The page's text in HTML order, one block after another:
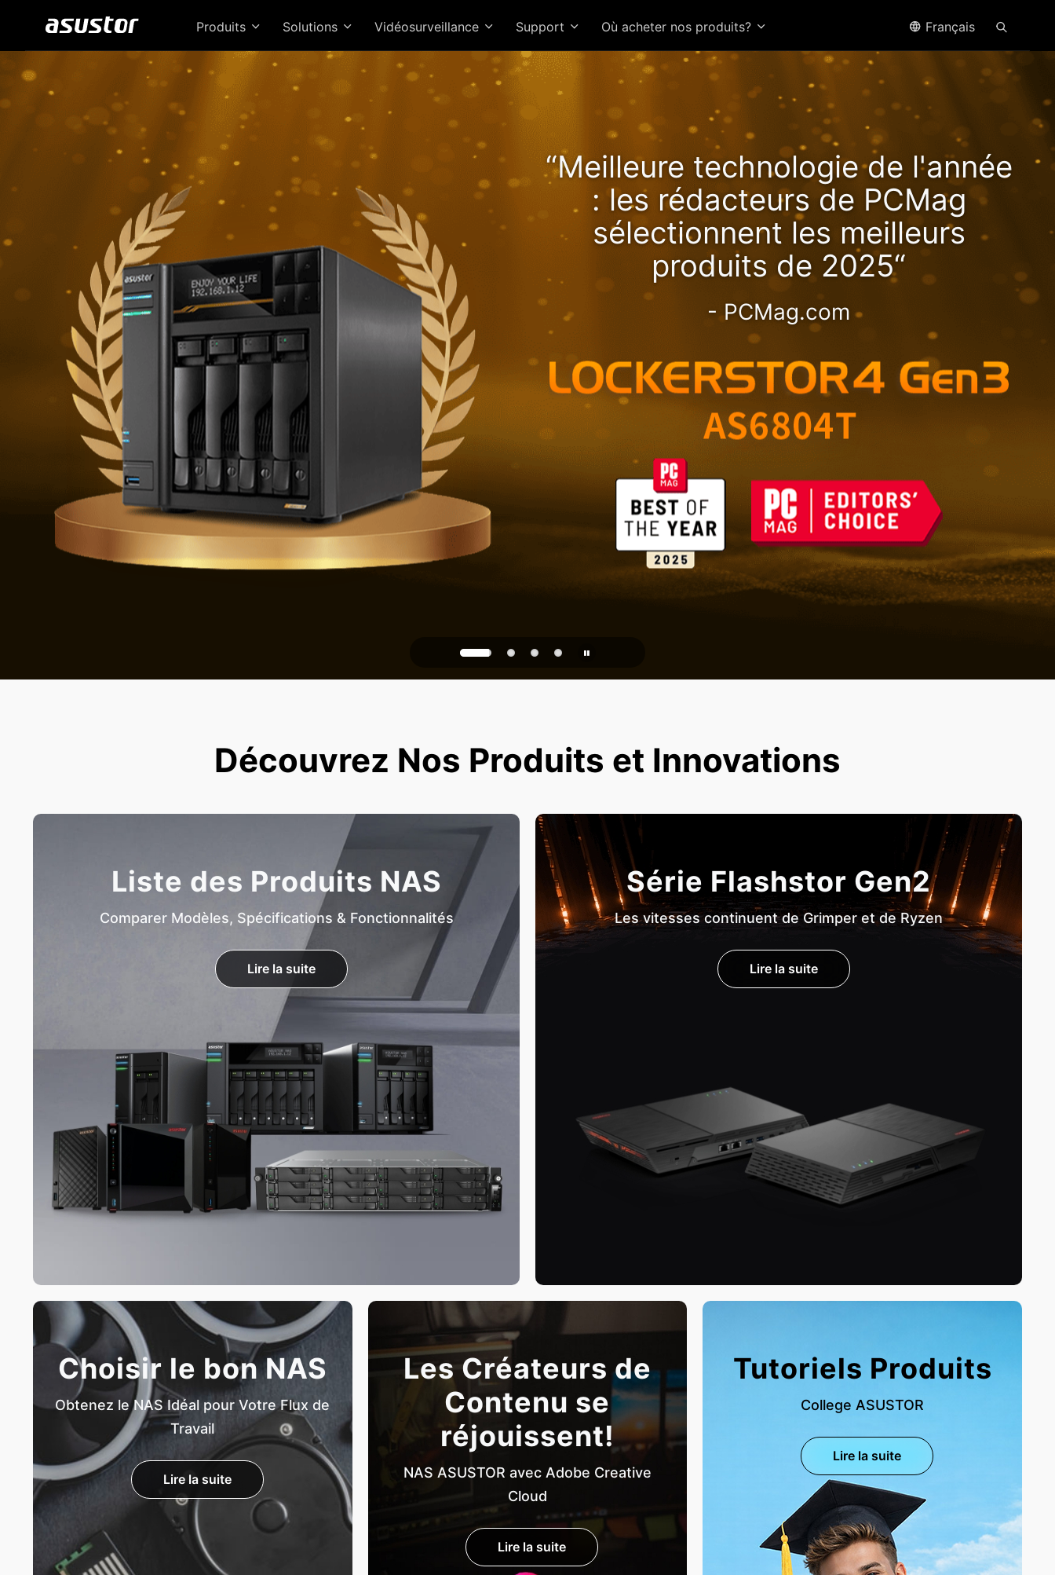
Produits Solutions Vidéosurveillance Support Où acheter nos produits? Français
“Meilleure technologie de l'année
: les rédacteurs de PCMag
sélectionnent les meilleurs
produits de 2025“
- PCMag.com
Le Lockerstor 24R Pro Gen2 offre
des performances croissantes
avec Ryzen !
NAS 2.5GbE haute valeur
Stockage fiable pour la maison et le
bureau
PQC Ready
Se défendre contre les attaques quantiques du futur
Découvrez Nos Produits et Innovations
Liste des Produits NAS
Comparer Modèles, Spécifications & Fonctionnalités
Lire la suite
Série Flashstor Gen2
Les vitesses continuent de Grimper et de Ryzen
Lire la suite
Choisir le bon NAS
Obtenez le NAS Idéal pour Votre Flux de
Travail
Lire la suite
Les Créateurs de
Contenu se
réjouissent!
NAS ASUSTOR avec Adobe Creative
Cloud
Lire la suite
Tutoriels Produits
College ASUSTOR
Lire la suite